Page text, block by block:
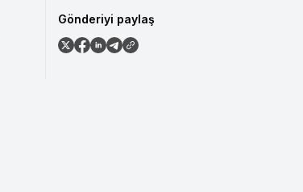
Gönderiyi paylaş